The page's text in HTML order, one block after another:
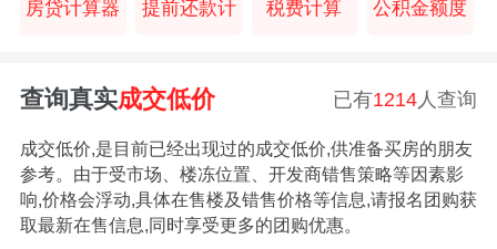
房贷计算器 提前还款计 税费计算 公积金额度
查询真实成交低价 已有1214 人查询
成交低价,是目前已经出现过的成交低价,供准备买房的朋友
参考。由于受市场、楼冻位置、开发商错售策略等因素影
响,价格会浮动,具体在售楼及错售价格等信息,请报名团购获
取最新在售信息,同时享受更多的团购优惠。